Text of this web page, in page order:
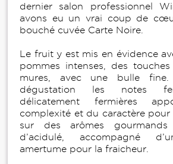
dernier salon professionnel
avons eu un vrai coup de
bouché cuvée Carte Noire.
Le fruit y est mis en évidence
pommes intenses, des
mures, avec une bulle
dégustation les notes
délicatement fermières
complexité et du caractère pour
sur des arômes
d’acidulé, accompagné
amertume pour la fraicheur.